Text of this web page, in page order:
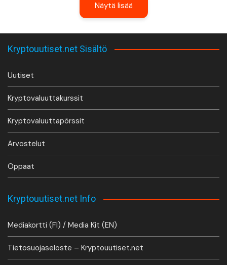
Näytä lisää
Kryptouutiset.net Sisältö
Uutiset
Kryptovaluuttakurssit
Kryptovaluuttapörssit
Arvostelut
Oppaat
Kryptouutiset.net Info
Mediakortti (FI) / Media Kit (EN)
Tietosuojaseloste – Kryptouutiset.net